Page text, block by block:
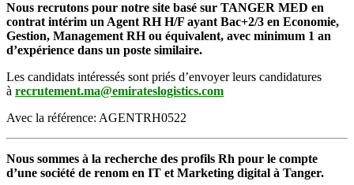
Nous recrutons pour notre site basé sur TANGER MED en
contrat intérim un Agent RH H/F ayant Bac+2/3 en Economie,
Gestion, Management RH ou équivalent, avec minimum 1 an
d’expérience dans un poste similaire.
Les candidats intéressés sont priés d’envoyer leurs candidatures
à recrutement.ma@emirateslogistics.com
Avec la référence: AGENTRH0522
Nous sommes à la recherche des profils Rh pour le compte
d’une société de renom en IT et Marketing digital à Tanger.